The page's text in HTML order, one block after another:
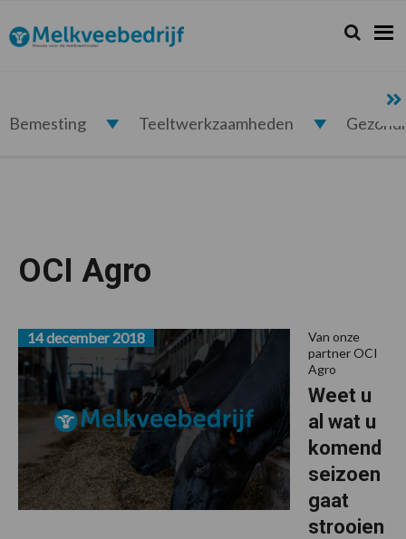
de
hoofdnavigatie
de
hoofd
de
eerste
de
voettekst
Melkveebedrijf.nl Zoeken...
Zoek
Bemesting Teeltwerkzaamheden
OCI Agro
Van onze
partner OCI
Agro
Weet u
al wat u
komend
seizoen
gaat
strooien
14 december 2018